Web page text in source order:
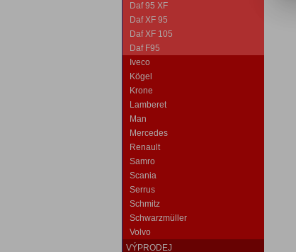
Daf 95 XF
Daf XF 95
Daf XF 105
Daf F95
Iveco
Kögel
Krone
Lamberet
Man
Mercedes
Renault
Samro
Scania
Serrus
Schmitz
Schwarzmüller
Volvo
VÝPRODEJ